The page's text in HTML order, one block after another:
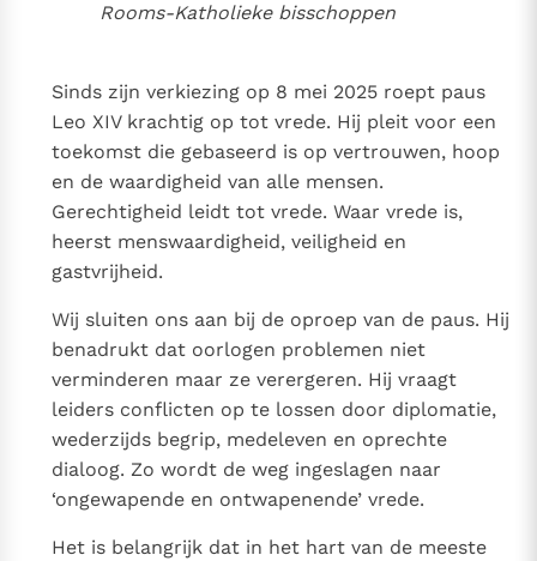
Leer de kostbare parel van Gods koninkrijk te
herkennen
Gods Koninkrijk groeit stilletjes door liefde, niet door
De mystiek. De mystieke verschijnselen en de
heiligheid
Open uw hart voor het zaad van Gods Woord
Berichten
Paus naar Pavia om o.a. H. Augustinus te eren
Het Vaticaan publiceert een nieuwe Latijnse uitgave
van het Romeins martyrologium
Vaticaanse financiële waakhond verliest autonomie
Paus spreekt het Wereldvoedselprogramma toe
Paus Leo XIV in Pavia: "De stad is zowel een gave als
een taak"
RK Documenten stelt heel veel belangrijke
kerkelijke documenten van de Rooms
Rooms-Katholieke bisschoppen
Sinds zijn verkiezing op 8 mei 2025 roept paus
Leo XIV krachtig op tot vrede. Hij pleit voor een
toekomst die gebaseerd is op vertrouwen, hoop
en de waardigheid van alle mensen.
Gerechtigheid leidt tot vrede. Waar vrede is,
heerst menswaardigheid, veiligheid en
gastvrijheid.
Wij sluiten ons aan bij de oproep van de paus. Hij
benadrukt dat oorlogen problemen niet
verminderen maar ze verergeren. Hij vraagt
leiders conflicten op te lossen door diplomatie,
wederzijds begrip, medeleven en oprechte
dialoog. Zo wordt de weg ingeslagen naar
‘ongewapende en ontwapenende’ vrede.
Het is belangrijk dat in het hart van de meeste